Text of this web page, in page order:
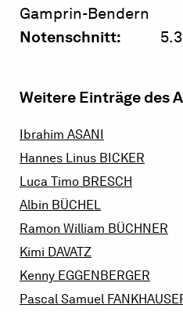
Gamprin-Bendern
Notenschnitt:
5.3
Weitere Einträge des
Ibrahim ASANI
Hannes Linus BICKER
Luca Timo BRESCH
Albin BÜCHEL
Ramon William BÜCHNER
Kimi DAVATZ
Kenny EGGENBERGER
Pascal Samuel